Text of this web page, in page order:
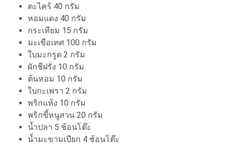
ตะไคร้ 40 กรัม
หอมแดง 40 กรัม
กระเทียม 15 กรัม
มะเขือเทศ 100 กรัม
ใบมะกรูด 2 กรัม
ผักชีฝรั่ง 10 กรัม
ต้นหอม 10 กรัม
ใบกะเพรา 2 กรัม
พริกแห้ง 10 กรัม
พริกขี้หนูสวน 20 กรัม
น้ำปลา 5 ช้อนโต๊ะ
น้ำมะขามเปียก 4 ช้อนโต๊ะ